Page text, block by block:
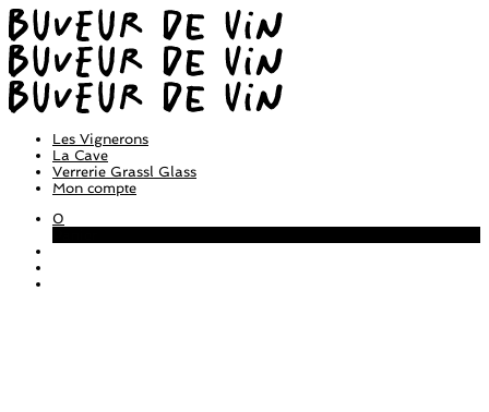
Les Vignerons
La Cave
Verrerie Grassl Glass
Mon compte
0